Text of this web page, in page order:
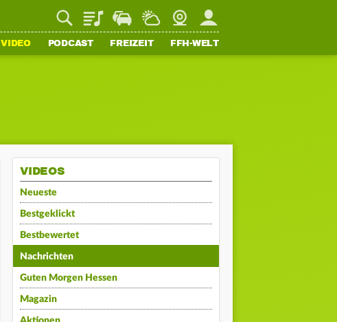
PlaylistStaupilotWetterWebcamMein FFH
VIDEO PODCAST FREIZEIT FFH-WELT
VIDEOS
Neueste
Bestgeklickt
Bestbewertet
Nachrichten
Guten Morgen Hessen
Magazin